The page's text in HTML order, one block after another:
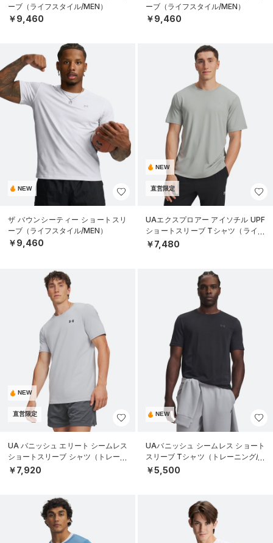
ーブ（ライフスタイル/MEN）
￥9,460
ーブ（ライフスタイル/MEN）
￥9,460
NEW
ザ バウンシーティー ショートスリ
ーブ（ライフスタイル/MEN）
￥9,460
NEW
直営限定
UAエクスプロアー アイソチル UPF
ショートスリーブ Tシャツ（ライフ
スタイル/MEN）
￥7,480
NEW
直営限定
UA バニッシュ エリート シームレス
ショートスリーブ シャツ（トレーニ
ング/MEN）
￥7,920
NEW
UAバニッシュ シームレス ショート
スリーブ Tシャツ（トレーニング/M
EN）
￥5,500